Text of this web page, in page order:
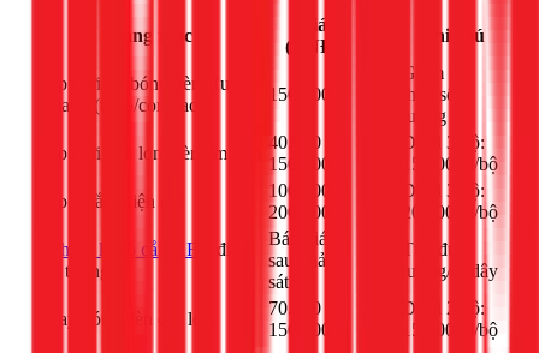
Hạng mục
Giá
(VNĐ)
Ghi chú
Lắp mới bộ bóng đèn Huỳnh
Quang (tuýp/compact)
150.000đ+
Giảm giá
theo số
lượng
Lắp mới đèn lon, đèn âm trần
40.000 -
150.000đ
Dưới 3 bộ:
150.000đ/bộ
Lắp ổ cắm điện nổi
100.000 -
200.000đ
Dưới 3 bộ:
200.000đ/bộ
dịch vụ lắp ổ cắm 1Fix
điện
âm tường
Báo giá
sau khảo
sát
Tùy đục
tường/đi dây
Thay bóng đèn các loại
70.000 -
150.000đ
Dưới 2 bộ:
150.000đ/bộ